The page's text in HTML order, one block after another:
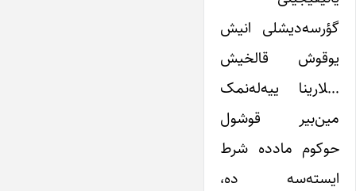
گؤرسه‌دیشلی انیش
یوقوش قالخیش
…‍لارینا ییه‌له‌نمک
مین‌بیر قوشول
حوکوم مادده شرط
ایسته‌سه ده،